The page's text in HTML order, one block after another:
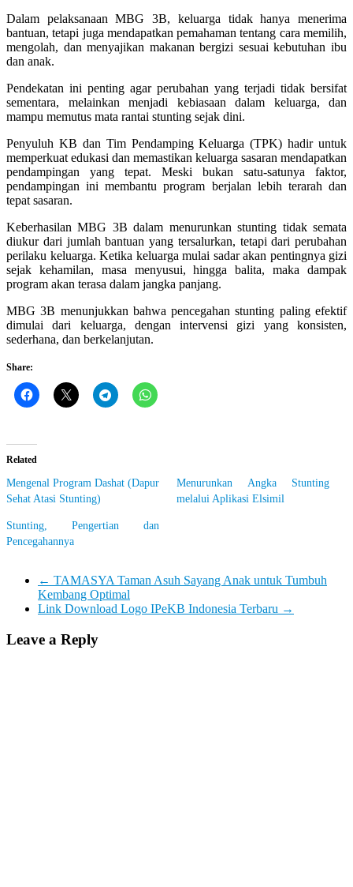
Dalam pelaksanaan MBG 3B, keluarga tidak hanya menerima
bantuan, tetapi juga mendapatkan pemahaman tentang cara memilih,
mengolah, dan menyajikan makanan bergizi sesuai kebutuhan ibu
dan anak.
Pendekatan ini penting agar perubahan yang terjadi tidak bersifat
sementara, melainkan menjadi kebiasaan dalam keluarga, dan
mampu memutus mata rantai stunting sejak dini.
Penyuluh KB dan Tim Pendamping Keluarga (TPK) hadir untuk
memperkuat edukasi dan memastikan keluarga sasaran mendapatkan
pendampingan yang tepat. Meski bukan satu-satunya faktor,
pendampingan ini membantu program berjalan lebih terarah dan
tepat sasaran.
Keberhasilan MBG 3B dalam menurunkan stunting tidak semata
diukur dari jumlah bantuan yang tersalurkan, tetapi dari perubahan
perilaku keluarga. Ketika keluarga mulai sadar akan pentingnya gizi
sejak kehamilan, masa menyusui, hingga balita, maka dampak
program akan terasa dalam jangka panjang.
MBG 3B menunjukkan bahwa pencegahan stunting paling efektif
dimulai dari keluarga, dengan intervensi gizi yang konsisten,
sederhana, dan berkelanjutan.
Share:
Related
Mengenal Program Dashat (Dapur
Sehat Atasi Stunting)
Menurunkan Angka Stunting
melalui Aplikasi Elsimil
Stunting, Pengertian dan
Pencegahannya
← TAMASYA Taman Asuh Sayang Anak untuk Tumbuh
Kembang Optimal
Link Download Logo IPeKB Indonesia Terbaru →
Leave a Reply